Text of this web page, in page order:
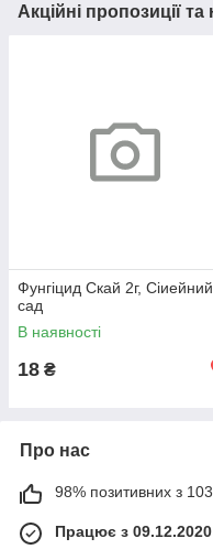
Акційні пропозиції
Фунгіцид Скай 2г, Сіиейний
сад
В наявності
18 ₴
Про нас
98% позитивних з 103
Працює з 09.12.2020